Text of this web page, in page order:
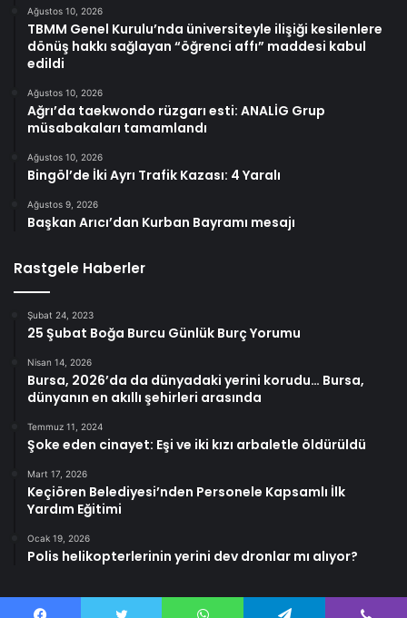
Ağustos 10, 2026
TBMM Genel Kurulu’nda üniversiteyle ilişiği kesilenlere
dönüş hakkı sağlayan “öğrenci affı” maddesi kabul
edildi
Ağustos 10, 2026
Ağrı’da taekwondo rüzgarı esti: ANALİG Grup
müsabakaları tamamlandı
Ağustos 10, 2026
Bingöl’de İki Ayrı Trafik Kazası: 4 Yaralı
Ağustos 9, 2026
Başkan Arıcı’dan Kurban Bayramı mesajı
Rastgele Haberler
Şubat 24, 2023
25 Şubat Boğa Burcu Günlük Burç Yorumu
Nisan 14, 2026
Bursa, 2026’da da dünyadaki yerini korudu… Bursa,
dünyanın en akıllı şehirleri arasında
Temmuz 11, 2024
Şoke eden cinayet: Eşi ve iki kızı arbaletle öldürüldü
Mart 17, 2026
Keçiören Belediyesi’nden Personele Kapsamlı İlk
Yardım Eğitimi
Ocak 19, 2026
Polis helikopterlerinin yerini dev dronlar mı alıyor?